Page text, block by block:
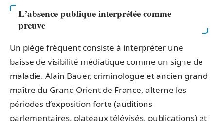
L’absence publique interprétée comme
preuve
Un piège fréquent consiste à interpréter une
baisse de visibilité médiatique comme un signe de
maladie. Alain Bauer, criminologue et ancien grand
maître du Grand Orient de France, alterne les
périodes d’exposition forte (auditions
parlementaires, plateaux télévisés, publications) et